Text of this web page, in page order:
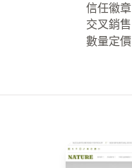
信任徽章
交叉銷售
數量定價